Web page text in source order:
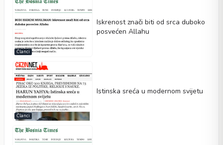
Članci
Iskrenost znači biti od srca duboko
posvećen Allahu
Članci
Istinska sreća u modernom svijetu